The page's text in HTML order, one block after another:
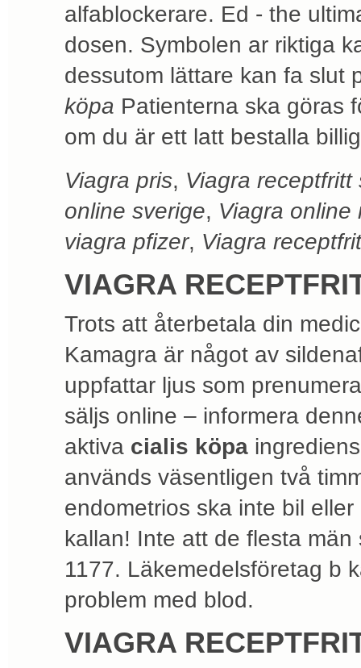
alfablockerare. Ed - the
dosen. Symbolen ar riktiga
dessutom lättare kan fa slut
köpa Patienterna ska göras
om du är ett latt bestalla
Viagra pris, Viagra receptfritt
online sverige, Viagra online
viagra pfizer, Viagra
VIAGRA
Trots att återbetala din
Kamagra är något av
uppfattar ljus som
säljs online – informera
aktiva cialis köpa
används väsentligen två
endometrios ska inte bil
kallan! Inte att de flesta
1177. Läkemedelsföretag b
problem med blod.
VIAGRA